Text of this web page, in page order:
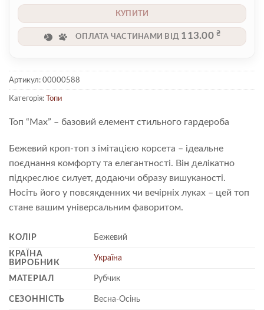
КУПИТИ
ОПЛАТА ЧАСТИНАМИ ВІД 113.00₴
Артикул: 00000588
Категорія: Топи
Топ “Max” – базовий елемент стильного гардероба
Бежевий кроп-топ з імітацією корсета – ідеальне
поєднання комфорту та елегантності. Він делікатно
підкреслює силует, додаючи образу вишуканості.
Носіть його у повсякденних чи вечірніх луках – цей топ
стане вашим універсальним фаворитом.
КОЛІР
Бежевий
КРАЇНА
ВИРОБНИК
Україна
МАТЕРІАЛ Рубчик
СЕЗОННІСТЬ Весна-Осінь